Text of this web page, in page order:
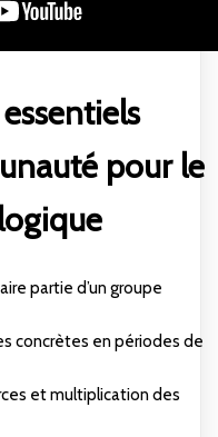
pour le
partie d’un groupe
concrètes en périodes de
et multiplication des